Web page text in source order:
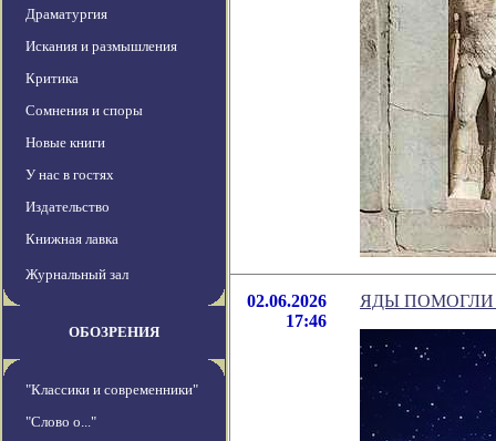
Драматургия
Искания и размышления
Критика
Сомнения и споры
Новые книги
У нас в гостях
Издательство
Книжная лавка
Журнальный зал
ОБОЗРЕНИЯ
"Классики и современники"
"Слово о..."
02.06.2026
17:46
ЯДЫ ПОМОГЛИ